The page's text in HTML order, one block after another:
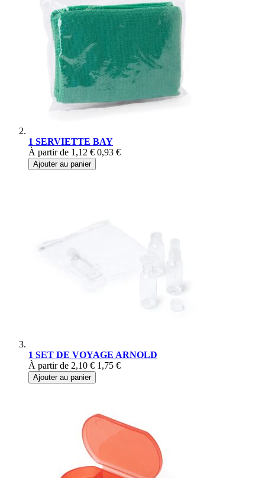
1 SERVIETTE BAY
À partir de 1,12 € 0,93 €
Ajouter au panier
1 SET DE VOYAGE ARNOLD
À partir de 2,10 € 1,75 €
Ajouter au panier